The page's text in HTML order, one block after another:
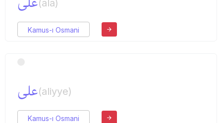
(ala)
Kamus-ı Osmani
علی(aliyye)
Kamus-ı Osmani